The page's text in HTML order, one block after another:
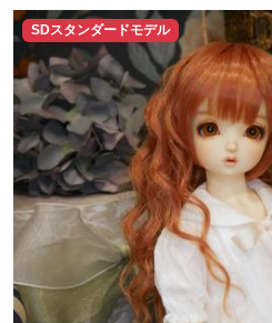
SDスタンダードモデル